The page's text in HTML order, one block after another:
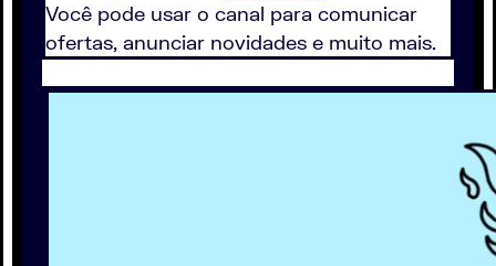
Você pode usar o canal para comunicar
ofertas, anunciar novidades e muito mais.